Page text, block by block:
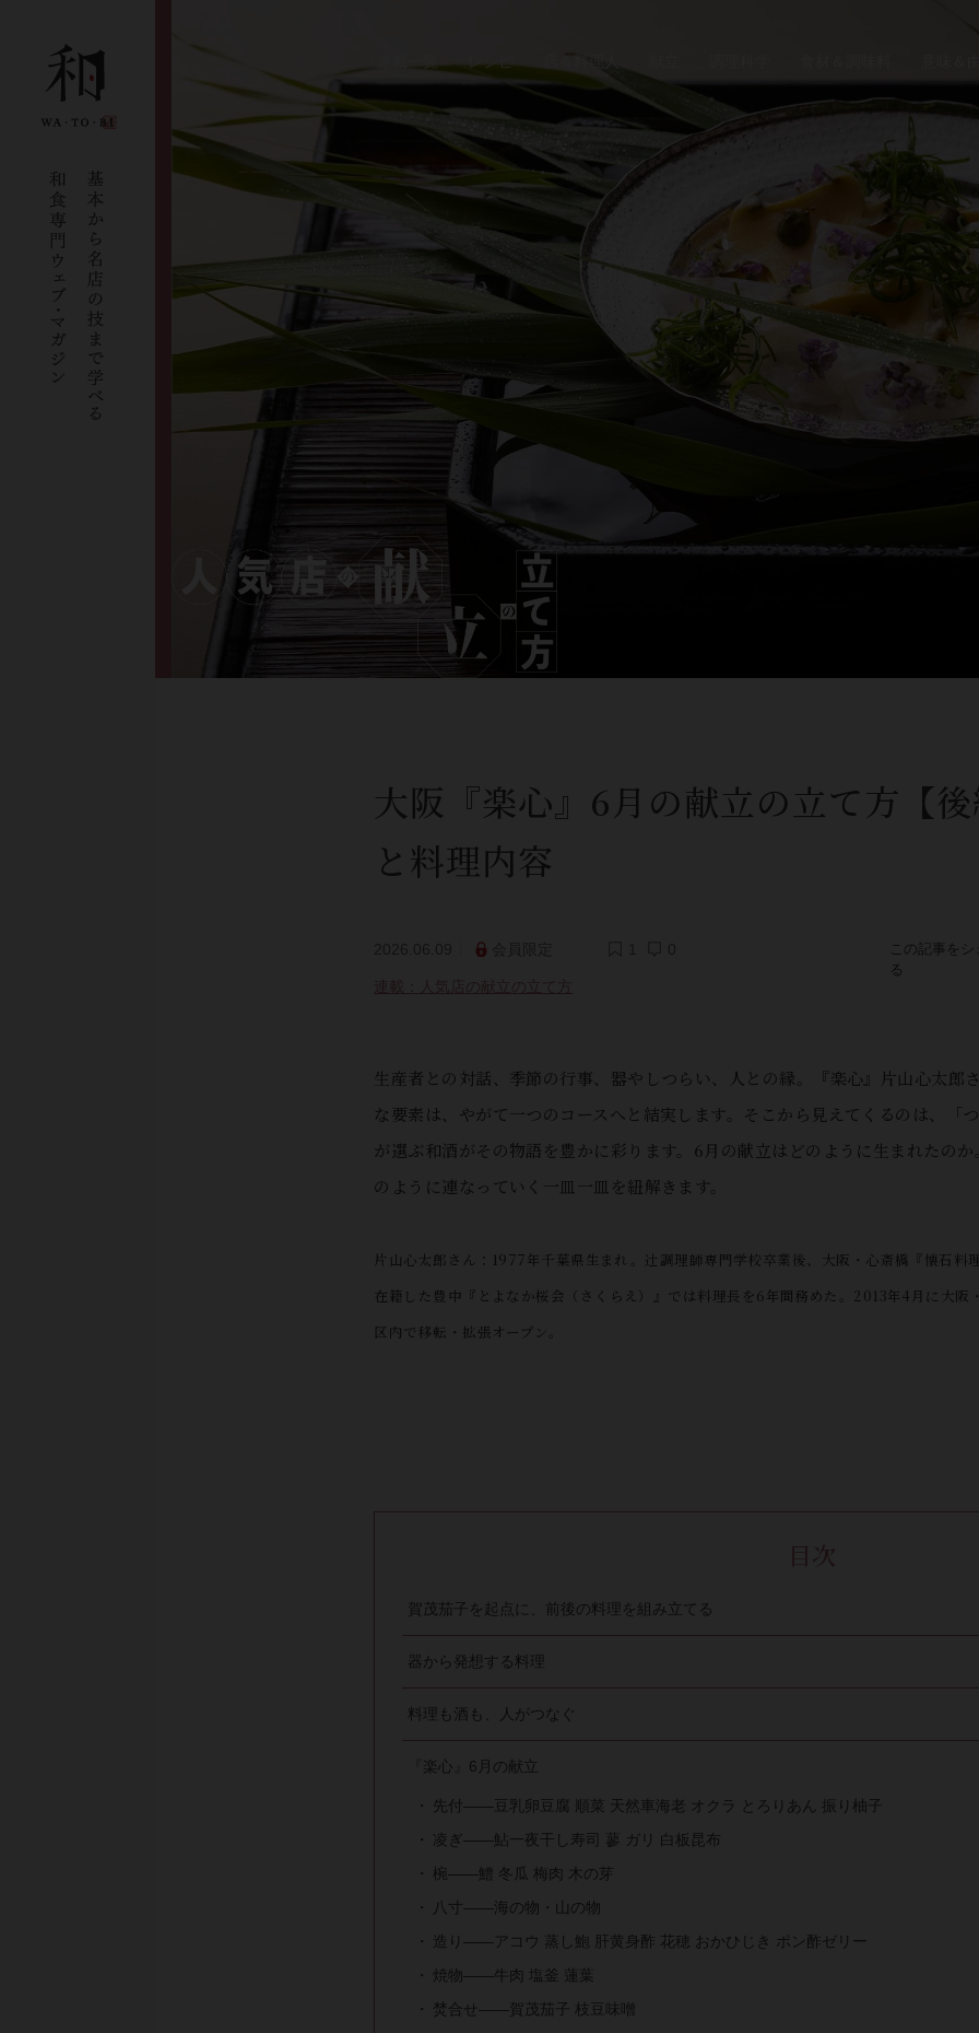
レシピ
大阪『楽心』6月の献立の立て方【
と料理内容
連載：人気店の献立の立て方
この記事をシ
る
生産者との対話、季節の行事、器やしつらい、人との縁。『楽心』片山心太郎
な要素は、やがて一つのコースへと結実します。そこから見えてくるのは、「
が選ぶ和酒がその物語を豊かに彩ります。6月の献立はどのように生まれたの
のように連なっていく一皿一皿を紐解きます。
片山心太郎さん：1977年千葉県生まれ。辻󠄀調理師専門学校卒業後、大阪・心斎橋『懐石料
在籍した豊中『とよなか桜会（さくらえ）』では料理長を6年間務めた。2013年4月に大
区内で移転・拡張オープン。
目次
賀茂茄子を起点に、前後の料理を組み立てる
器から発想する料理
料理も酒も、人がつなぐ
『楽心』6月の献立
先付——豆乳卵豆腐 順菜 天然車海老 オクラ とろりあん 振り柚子
凌ぎ——鮎一夜干し寿司 蓼 ガリ 白板昆布
椀——鱧 冬瓜 梅肉 木の芽
八寸——海の物・山の物
造り——アコウ 蒸し鮑 肝黄身酢 花穂 おかひじき ポン酢ゼリー
焼物——牛肉 塩釜 蓮葉
焚合せ——賀茂茄子 枝豆味噌